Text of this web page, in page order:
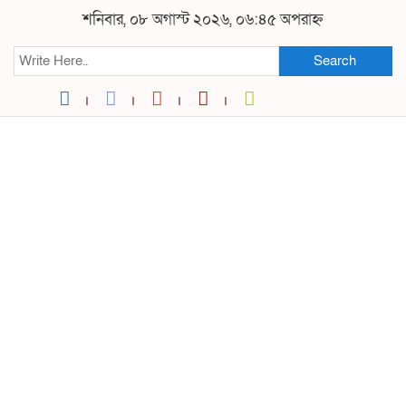
শনিবার, ০৮ অগাস্ট ২০২৬, ০৬:৪৫ অপরাহ্ন
Search